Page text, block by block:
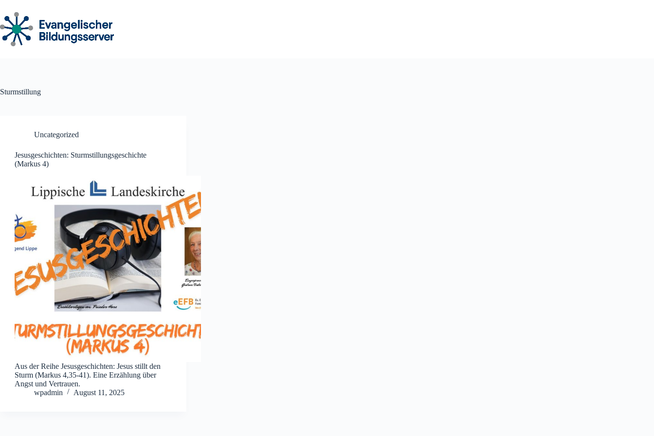
Inhalt
springen
Sturmstillung
Uncategorized
Jesusgeschichten: Sturmstillungsgeschichte
(Markus 4)
Aus der Reihe Jesusgeschichten: Jesus stillt den
Sturm (Markus 4,35-41). Eine Erzählung über
Angst und Vertrauen.
wpadmin
August 11, 2025